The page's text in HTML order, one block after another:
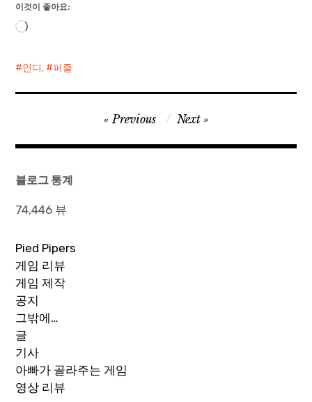
이것이 좋아요:
로
중...
인디, 퍼즐
탐
Previous Next
블로그 통계
74,446 뷰
Pied Pipers
게임 리뷰
게임 제작
공지
그밖에…
글
기사
아빠가 골라주는 게임
영상 리뷰